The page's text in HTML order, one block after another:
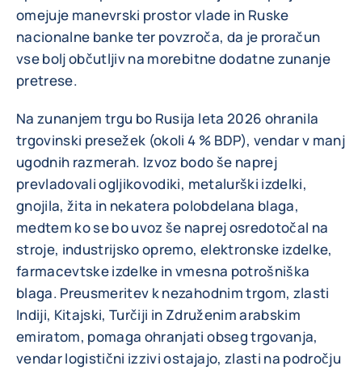
omejuje manevrski prostor vlade in Ruske
nacionalne banke ter povzroča, da je proračun
vse bolj občutljiv na morebitne dodatne zunanje
pretrese.
Na zunanjem trgu bo Rusija leta 2026 ohranila
trgovinski presežek (okoli 4 % BDP), vendar v manj
ugodnih razmerah. Izvoz bodo še naprej
prevladovali ogljikovodiki, metalurški izdelki,
gnojila, žita in nekatera polobdelana blaga,
medtem ko se bo uvoz še naprej osredotočal na
stroje, industrijsko opremo, elektronske izdelke,
farmacevtske izdelke in vmesna potrošniška
blaga. Preusmeritev k nezahodnim trgom, zlasti
Indiji, Kitajski, Turčiji in Združenim arabskim
emiratom, pomaga ohranjati obseg trgovanja,
vendar logistični izzivi ostajajo, zlasti na področju